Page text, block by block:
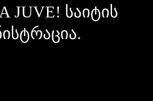
JUVE! საიტის